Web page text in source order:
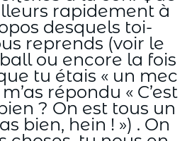
rapidement à
desquels toi-
reprends (voir le
ou encore la fois
tu étais « un mec
répondu « C’est
? On est tous un
bien, hein ! ») . On